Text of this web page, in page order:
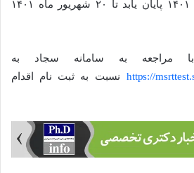
سه‌شنبه ۱۵ شهریور ماه ۱۴۰۱ پایان یابد تا ۲۰ شهریور ماه ۱۴۰۱
با مراجعه به سامانه سجاد به
https:// نسبت به ثبت نام اقدام